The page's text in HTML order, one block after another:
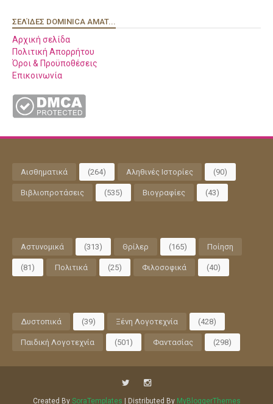
ΣΕΛΊΔΕΣ DOMINICA AMAT...
Αρχική σελίδα
Πολιτική Απορρήτου
Όροι & Προϋποθέσεις
Επικοινωνία
Αισθηματικά (264) Αληθινές Ιστορίες (90)
Βιβλιοπροτάσεις (535) Βιογραφίες (43)
Αστυνομικά (313) Θρίλερ (165) Ποίηση
(81) Πολιτικά (25) Φιλοσοφικά (40)
Δυστοπικά (39) Ξένη Λογοτεχνία (428)
Παιδική Λογοτεχνία (501) Φαντασίας (298)
Created By SoraTemplates | Distributed By MyBloggerThemes